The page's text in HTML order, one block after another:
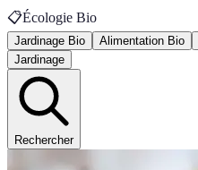
📋Écologie Bio
Jardinage Bio Alimentation Bio
Jardinage
Rechercher